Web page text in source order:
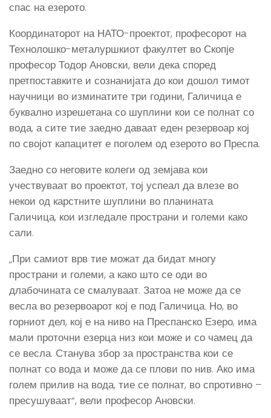
спас на езерото.
Координаторот на НАТО-проектот, професорот на
Технолошко-металуршкиот факултет во Скопје
професор Тодор Ановски, вели дека според
претпоставките и сознанијата до кои дошол тимот
научници во изминатите три години, Галичица е
буквално изрешетана со шуплини кои се полнат со
вода, а сите тие заедно даваат еден резервоар кој
по својот капацитет е поголем од езерото во Преспа.
Заедно со неговите колеги од земјава кои
учествуваат во проектот, тој успеал да влезе во
некои од карстните шуплини во планината
Галичица, кои изгледале пространи и големи како
сали.
„При самиот врв тие можат да бидат многу
пространи и големи, а како што се оди во
длабочината се смалуваат. Затоа не може да се
весла во резервоарот кој е под Галичица. Но, во
горниот дел, кој е на ниво на Преспанско Езеро, има
мали проточни езерца низ кои може и со чамец да
се весла. Станува збор за пространства кои се
полнат со вода и може да се плови по нив. Ако има
голем прилив на вода, тие се полнат, во спротивно –
пресушуваат“, вели професор Ановски.